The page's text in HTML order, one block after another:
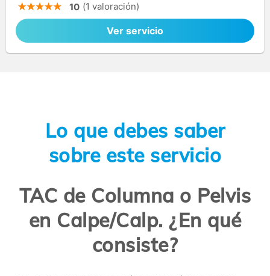
10 (1 valoración)
Ver servicio
Lo que debes saber
sobre este servicio
TAC de Columna o Pelvis
en Calpe/Calp. ¿En qué
consiste?